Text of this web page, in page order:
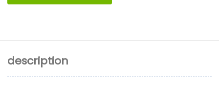
description